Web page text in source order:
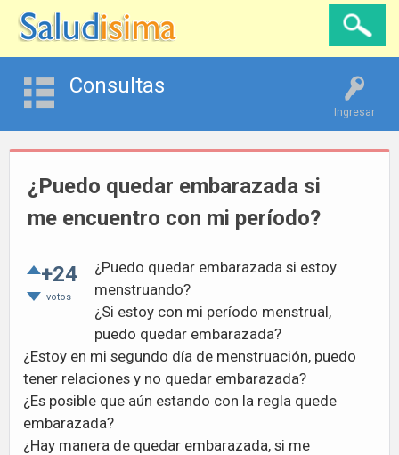
Ingresar
Consultas
¿Puedo quedar embarazada si
me encuentro con mi período?
+24
votos
¿Puedo quedar embarazada si estoy
menstruando?
¿Si estoy con mi período menstrual,
puedo quedar embarazada?
¿Estoy en mi segundo día de menstruación, puedo
tener relaciones y no quedar embarazada?
¿Es posible que aún estando con la regla quede
embarazada?
¿Hay manera de quedar embarazada, si me